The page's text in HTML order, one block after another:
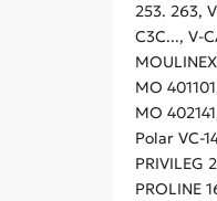
253. 263,
C3C..., V-
MO
MO
Polar VC-
PRIVILEG
PROLINE